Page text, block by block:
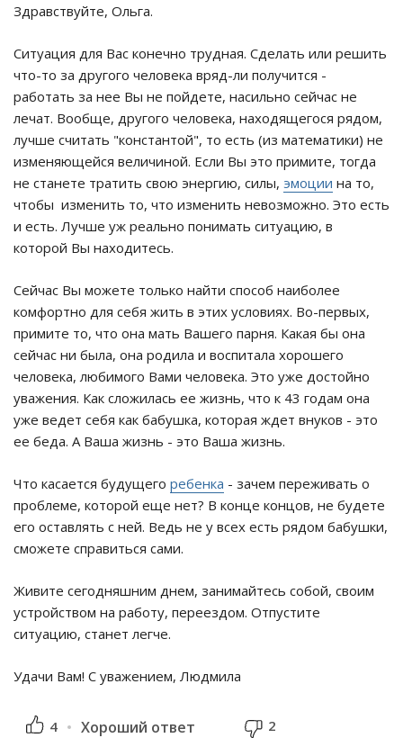
Здравствуйте, Ольга.
Ситуация для Вас конечно трудная. Сделать или решить
что-то за другого человека вряд-ли получится -
работать за нее Вы не пойдете, насильно сейчас не
лечат. Вообще, другого человека, находящегося рядом,
лучше считать "константой", то есть (из математики) не
изменяющейся величиной. Если Вы это примите, тогда
не станете тратить свою энергию, силы, эмоции на то,
чтобы изменить то, что изменить невозможно. Это есть
и есть. Лучше уж реально понимать ситуацию, в
которой Вы находитесь.
Сейчас Вы можете только найти способ наиболее
комфортно для себя жить в этих условиях. Во-первых,
примите то, что она мать Вашего парня. Какая бы она
сейчас ни была, она родила и воспитала хорошего
человека, любимого Вами человека. Это уже достойно
уважения. Как сложилась ее жизнь, что к 43 годам она
уже ведет себя как бабушка, которая ждет внуков - это
ее беда. А Ваша жизнь - это Ваша жизнь.
Что касается будущего ребенка - зачем переживать о
проблеме, которой еще нет? В конце концов, не будете
его оставлять с ней. Ведь не у всех есть рядом бабушки,
сможете справиться сами.
Живите сегодняшним днем, занимайтесь собой, своим
устройством на работу, переездом. Отпустите
ситуацию, станет легче.
Удачи Вам! С уважением, Людмила
4 Хороший ответ 2